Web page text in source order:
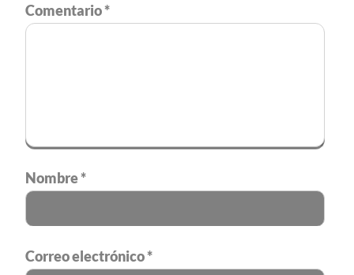
Comentario*
Nombre*
Correo electrónico*